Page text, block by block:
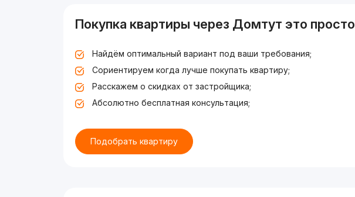
Покупка квартиры через Домтут это просто
Найдём оптимальный вариант под ваши требования;
Сориентируем когда лучше покупать квартиру;
Расскажем о скидках от застройщика;
Абсолютно бесплатная консультация;
Подобрать квартиру